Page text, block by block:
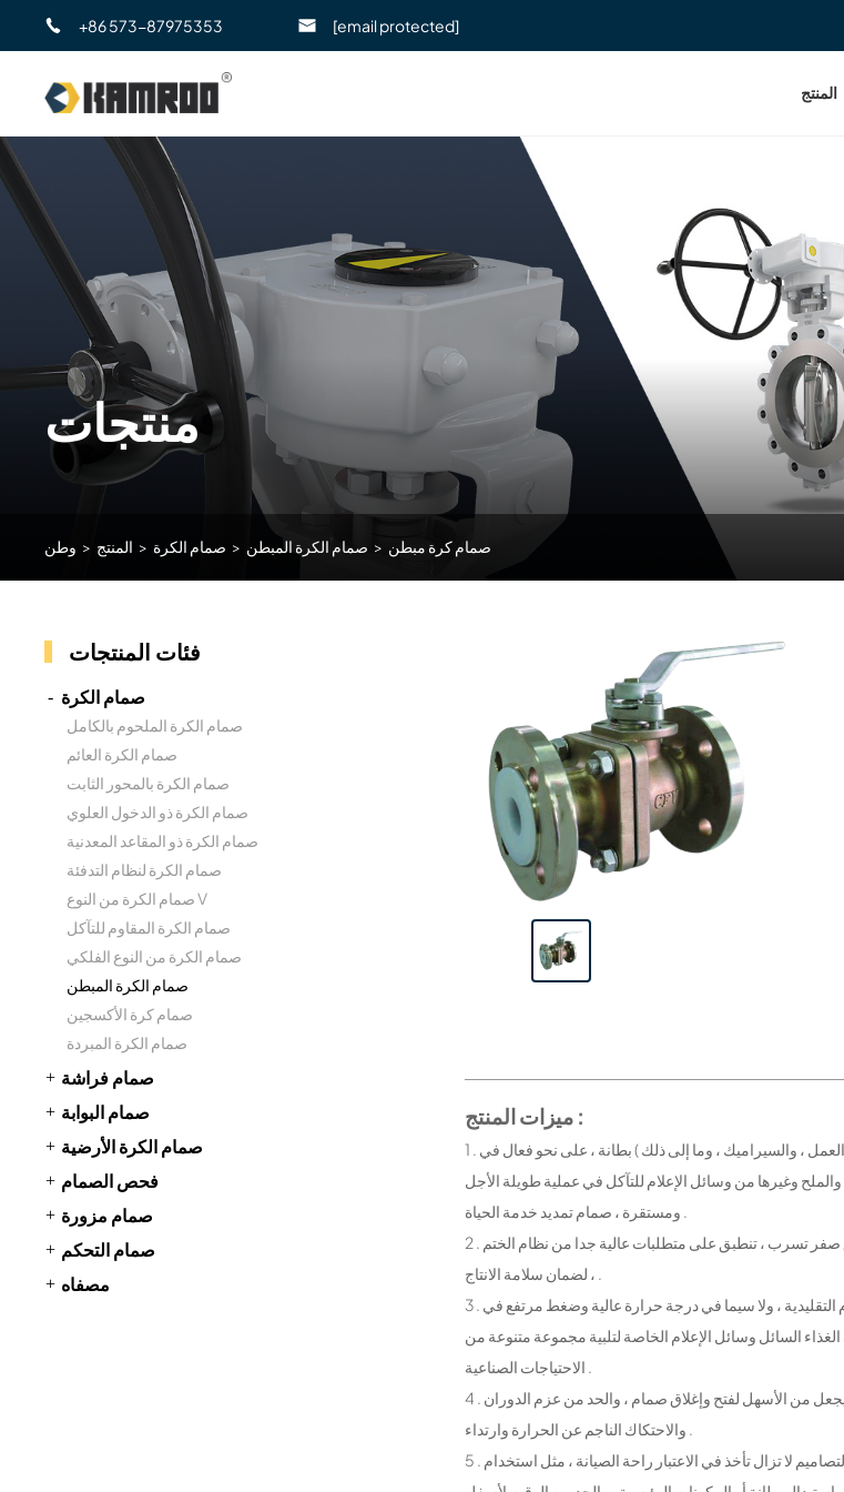
+86 573-87975353 [email protected]
المنتج
منتجات
وطن > المنتج > صمام الكرة > صمام الكرة المبطن > صمام كرة مبطن
فئات المنتجات
صمام الكرة
صمام الكرة الملحوم بالكامل
صمام الكرة العائم
صمام الكرة بالمحور الثابت
صمام الكرة ذو الدخول العلوي
صمام الكرة ذو المقاعد المعدنية
صمام الكرة لنظام التدفئة
صمام الكرة من النوع V
صمام الكرة المقاوم للتآكل
صمام الكرة من النوع الفلكي
صمام الكرة المبطن
صمام كرة الأكسجين
صمام الكرة المبردة
صمام فراشة
صمام البوابة
صمام الكرة الأرضية
فحص الصمام
صمام مزورة
صمام التحكم
مصفاه
ميزات المنتج :
1 . مقاومة التآكل قوية : بطانة صمام الكرة عالية الأداء مقاومة للتآكل المواد ( مثل السليكوون ، منهاج العمل ، والسيراميك ، وما إلى ذلك ) بطانة ، على نحو فعال في
وغيرها من وسائل الإعلام للتآكل في عملية طويلة الأجل
ومستقرة ، صمام تمديد خدمة الحياة .
2 . ختم ممتازة الأداء : بطانة فريدة من نوعها تصميم وتصنيع الآلات الدقيقة الكرة صمام في إغلاق لتحقيق صفر تسرب ، تنطبق على متطلبات عالية جدا من نظام الختم
، لضمان سلامة الانتاج .
3 . وسائل الإعلام على نطاق واسع القدرة على التكيف : بطانة صمام الكرة لا تقتصر على وسائل الإعلام التقليدية ، ولا سيما في درجة حرارة عالية وضغط مرتفع في
السائل وسائل الإعلام الخاصة لتلبية مجموعة متنوعة من
الاحتياجات الصناعية .
4 . انخفاض الاحتكاك فتح وإغلاق : انخفاض الاحتكاك بطانة المواد يقلل من مقاومة الكرة التناوب ، مما يجعل من الأسهل لفتح وإغلاق صمام ، والحد من عزم الدوران
والاحتكاك الناجم عن الحرارة وارتداء .
5 . من السهل الحفاظ على : على الرغم من أن هيكل الكرة صمام بطانة معقدة نسبيا ، ولكن معظم التصاميم لا تزال تأخذ في الاعتبار راحة الصيانة ، مثل استخدام